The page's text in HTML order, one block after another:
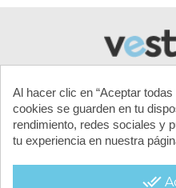
Al hacer clic en “Aceptar
cookies se guarden en tu
rendimiento, redes sociales y
tu experiencia en nuestra
done_all